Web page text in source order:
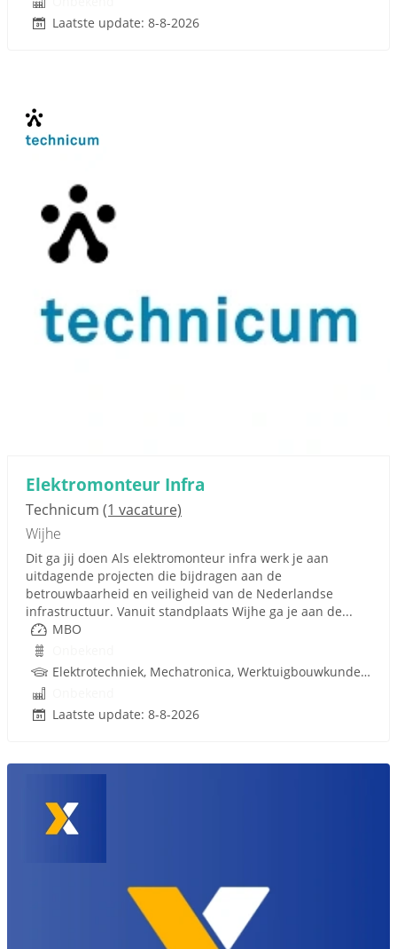
Laatste update: 8-8-2026
Elektromonteur Infra
Technicum (1 vacature)
Wijhe
Dit ga jij doen Als elektromonteur infra werk je aan
uitdagende projecten die bijdragen aan de
betrouwbaarheid en veiligheid van de Nederlandse
infrastructuur. Vanuit standplaats Wijhe ga je aan de...
MBO
Elektrotechniek, Mechatronica, Werktuigbouwkunde, Infrastructuur, PLC, Infra, Rijbewijs
Laatste update: 8-8-2026